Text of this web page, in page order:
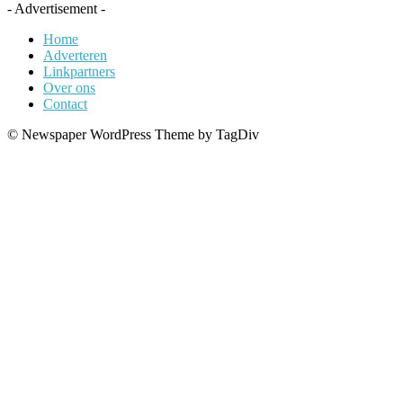
- Advertisement -
Home
Adverteren
Linkpartners
Over ons
Contact
© Newspaper WordPress Theme by TagDiv